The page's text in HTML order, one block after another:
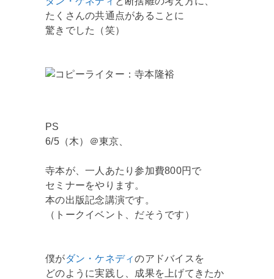
たくさんの共通点があることに
驚きでした（笑）
PS
6/5（木）＠東京、
寺本が、一人あたり参加費800円で
セミナーをやります。
本の出版記念講演です。
（トークイベント、だそうです）
僕がダン・ケネディのアドバイスを
どのように実践し、成果を上げてきたか